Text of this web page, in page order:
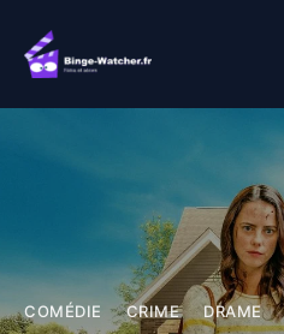
contenu
COMÉDIE CRIME DRAME